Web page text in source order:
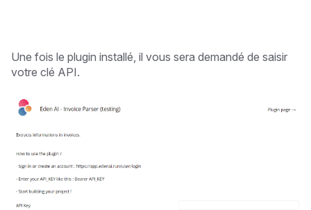
Une fois le plugin installé, il vous sera demandé de saisir
votre clé API.